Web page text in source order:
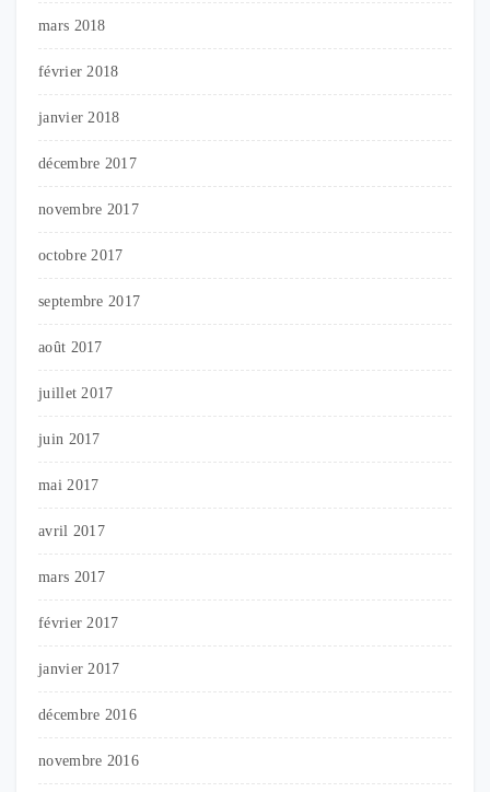
mars 2018
février 2018
janvier 2018
décembre 2017
novembre 2017
octobre 2017
septembre 2017
août 2017
juillet 2017
juin 2017
mai 2017
avril 2017
mars 2017
février 2017
janvier 2017
décembre 2016
novembre 2016